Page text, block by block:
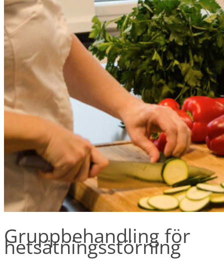
Gruppbehandling för
hetsätningsstörning